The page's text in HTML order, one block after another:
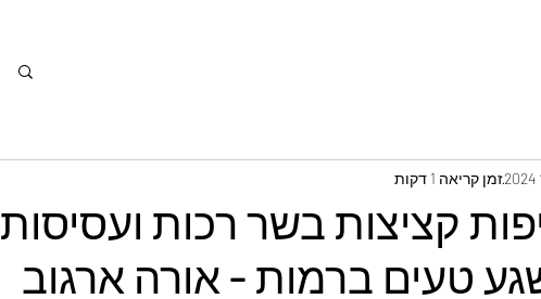
קציצות בשר רכות ועסיסות
טעים ברמות - אורה ארגוב
זמן קריאה 1 דקות